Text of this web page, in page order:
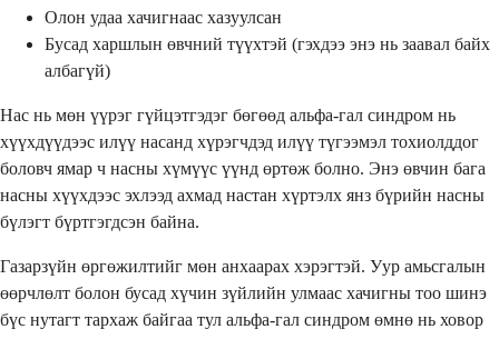
Олон удаа хачигнаас хазуулсан
Бусад харшлын өвчний түүхтэй (гэхдээ энэ нь заавал байх
албагүй)
Нас нь мөн үүрэг гүйцэтгэдэг бөгөөд альфа-гал синдром нь
хүүхдүүдээс илүү насанд хүрэгчдэд илүү түгээмэл тохиолддог
боловч ямар ч насны хүмүүс үүнд өртөж болно. Энэ өвчин бага
насны хүүхдээс эхлээд ахмад настан хүртэлх янз бүрийн насны
бүлэгт бүртгэгдсэн байна.
Газарзүйн өргөжилтийг мөн анхаарах хэрэгтэй. Уур амьсгалын
өөрчлөлт болон бусад хүчин зүйлийн улмаас хачигны тоо шинэ
бүс нутагт тархаж байгаа тул альфа-гал синдром өмнө нь ховор